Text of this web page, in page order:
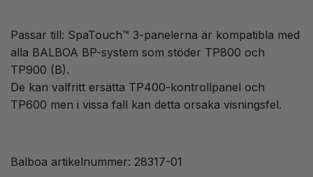
Passar till: SpaTouch™ 3-panelerna är kompatibla med
alla BALBOA BP-system som stöder TP800 och
TP900 (B).
De kan valfritt ersätta TP400-kontrollpanel och
TP600 men i vissa fall kan detta orsaka visningsfel.
Balboa artikelnummer: 28317-01